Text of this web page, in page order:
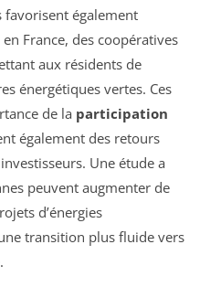
favorisent également
France, des coopératives
aux résidents de
énergétiques vertes. Ces
de la participation
également des retours
Une étude a
peuvent augmenter de
d’énergies
transition plus fluide vers